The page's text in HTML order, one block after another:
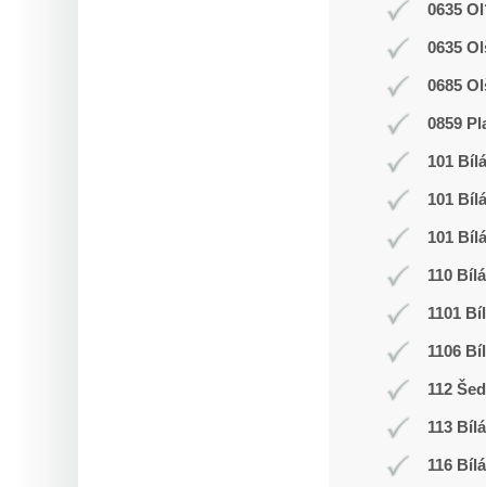
0635
0635
0685
0859
101
101
101
110
1101
1106
112
113 Bílá
116 Bílá